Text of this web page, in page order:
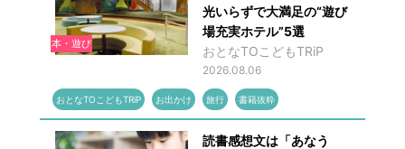
本・遊び
光いらずで大満足の“遊び
場充実ホテル”5選
おとなTOこどもTRiP
2026.08.06
おとなTOこどもTRiP お出かけ 旅行 書籍抜粋
読書感想文は「あなう